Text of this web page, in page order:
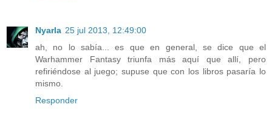
Nyarla 25 jul 2013, 12:49:00
ah, no lo sabía... es que en general, se dice que el
Warhammer Fantasy triunfa más aquí que allí, pero
refiriéndose al juego; supuse que con los libros pasaría lo
mismo.
Responder